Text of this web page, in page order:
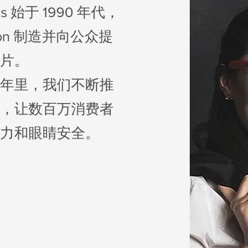
始于 1990 年代，
制造并向公众提
。
里，我们不断推
让数百万消费者
和眼睛安全。